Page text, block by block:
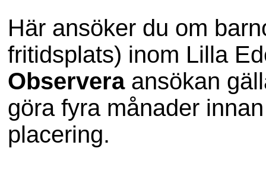
Här ansöker du om
fritidsplats) inom Lilla
Observeraansökan
göra fyra månader
placering.